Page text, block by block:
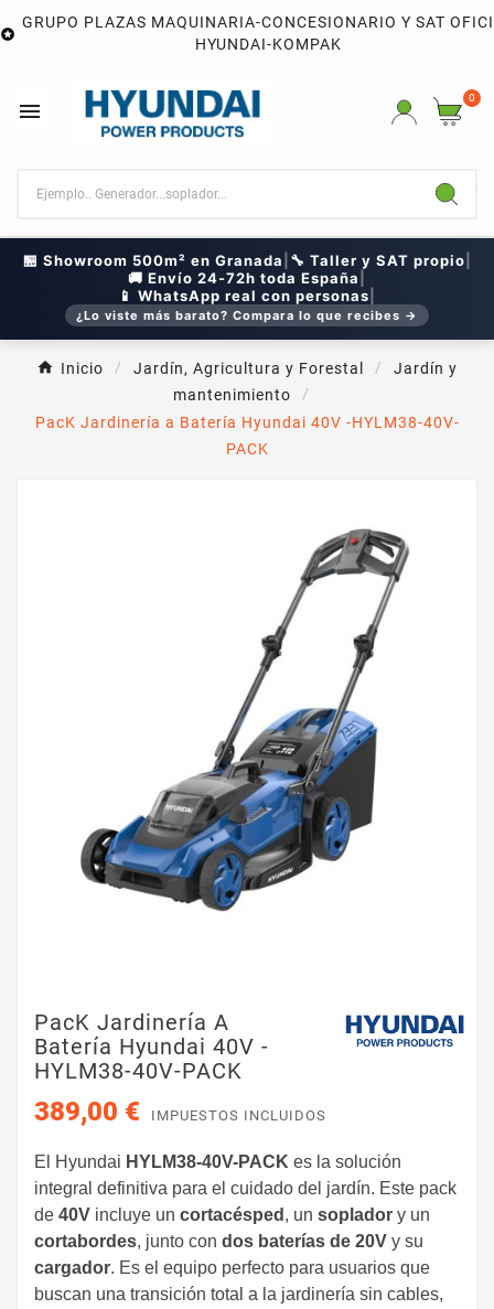

GRUPO PLAZAS MAQUINARIA-CONCESIONARIO Y SAT
HYUNDAI-KOMPAK

0
🏪 Showroom 500m² en Granada 🔧 Taller y SAT propio
🚚 Envío 24-72h toda España
📱 WhatsApp real con personas
¿Lo viste más barato? Compara lo que recibes →
Inicio Jardín, Agricultura y Forestal
Jardín y
mantenimiento
PacK Jardinería a Batería Hyundai 40V -HYLM38-40V-
PACK
PacK Jardinería A
Batería Hyundai 40V -
HYLM38-40V-PACK
389,00 € IMPUESTOS INCLUIDOS
El Hyundai HYLM38-40V-PACK es la solución
integral definitiva para el cuidado del jardín. Este pack
de 40V incluye un cortacésped , un soplador y un
cortabordes, junto con dos baterías de 20V y su
cargador. Es el equipo perfecto para usuarios que
buscan una transición total a la jardinería sin cables,